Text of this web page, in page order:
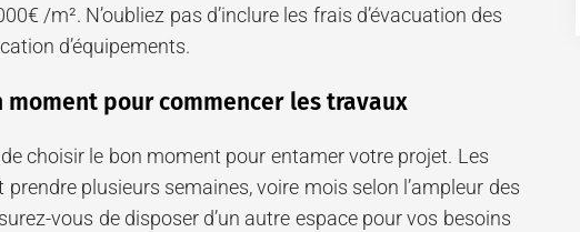
/m². N’oubliez pas d’inclure les frais d’évacuation des
d’équipements.
moment pour commencer les travaux
choisir le bon moment pour entamer votre projet. Les
plusieurs semaines, voire mois selon l’ampleur des
vous de disposer d’un autre espace pour vos besoins